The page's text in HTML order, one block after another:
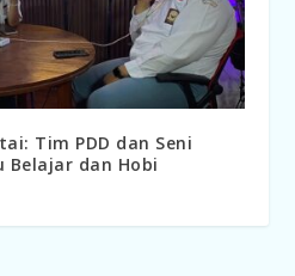
Tim PDD dan Seni
Belajar dan Hobi